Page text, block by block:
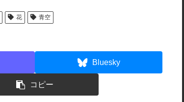
花 青空
Bluesky
コピー